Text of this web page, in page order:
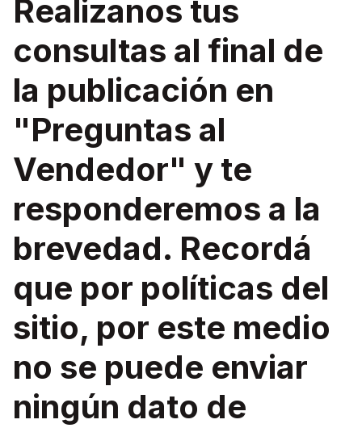
Realizanos tus
consultas al final de
la publicación en
"Preguntas al
Vendedor" y te
responderemos a la
brevedad. Recordá
que por políticas del
sitio, por este medio
no se puede enviar
ningún dato de